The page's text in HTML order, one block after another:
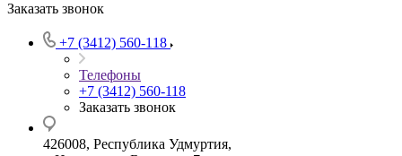
Заказать звонок
+7 (3412) 560-118
Телефоны
+7 (3412) 560-118
Заказать звонок
426008, Республика Удмуртия,